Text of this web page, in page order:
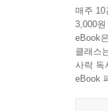
매주 10
3,000
eBook
클래스
사락 독
eBook